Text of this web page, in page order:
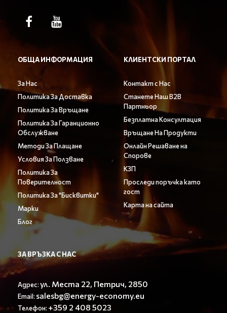
ОБЩА ИНФОРМАЦИЯ
За Нас
Политика За Доставка
Политика За Връщане
Политика За Гаранционно
Обслужване
Методи За Плащане
Условия За Ползване
Политика За
Поверителност
Политика За "Бисквитки"
Марки
Блог
КЛИЕНТСКИ ПОРТАЛ
Контакт с Нас
Станете Наш B2B
Партньор
Безплатна Консултация
Връщане На Продукти
Онлайн Решаване на
Спорове
КЗП
Проследи поръчка като
гост
Карта на сайта
ЗА ВРЪЗКА С НАС
Адрес:ул. Места 22, Петрич, 2850
Email: salesbg@energy-economy.eu
Телефон: +359 2 408 5023